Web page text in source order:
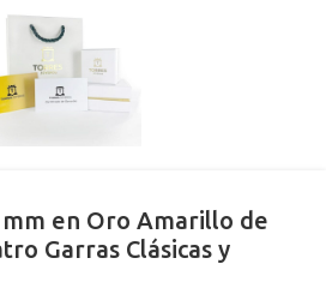
en Oro Amarillo de
Garras Clásicas y